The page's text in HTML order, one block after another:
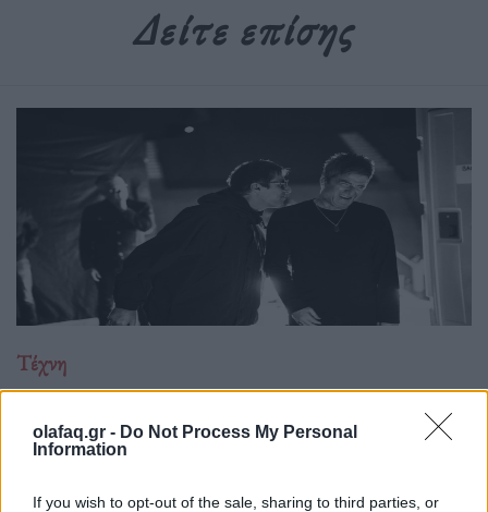
olafaq.gr - Do Not Process My Personal
Information
If you wish to opt-out of the sale, sharing to third parties, or
Δείτε επίσης
Τέχνη
Το Disney δίνει teaser για το documentary
“Don’t Look Back in Anger” των Oasis